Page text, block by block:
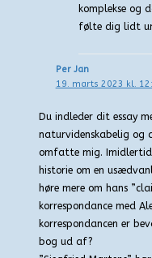
komplekse og
følte dig lidt
Per Jan
19. marts 2023 kl.
Du indleder dit essay
naturvidenskabelig og
omfatte mig. Imidlertid
historie om en
høre mere om hans
korrespondance med
korrespondancen er
bog ud af?